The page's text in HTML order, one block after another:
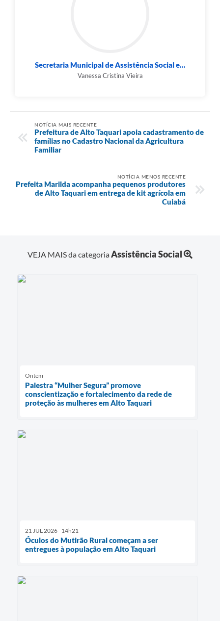
Secretaria Municipal de Assistência Social e...
Vanessa Cristina Vieira
NOTÍCIA MAIS RECENTE
Prefeitura de Alto Taquari apoia cadastramento de
famílias no Cadastro Nacional da Agricultura
Familiar
NOTÍCIA MENOS RECENTE
Prefeita Marilda acompanha pequenos produtores
de Alto Taquari em entrega de kit agrícola em
Cuiabá
VEJA MAIS da categoriaAssistência Social
Ontem
Palestra “Mulher Segura” promove
conscientização e fortalecimento da rede de
proteção às mulheres em Alto Taquari
21 JUL 2026 - 14h21
Óculos do Mutirão Rural começam a ser
entregues à população em Alto Taquari